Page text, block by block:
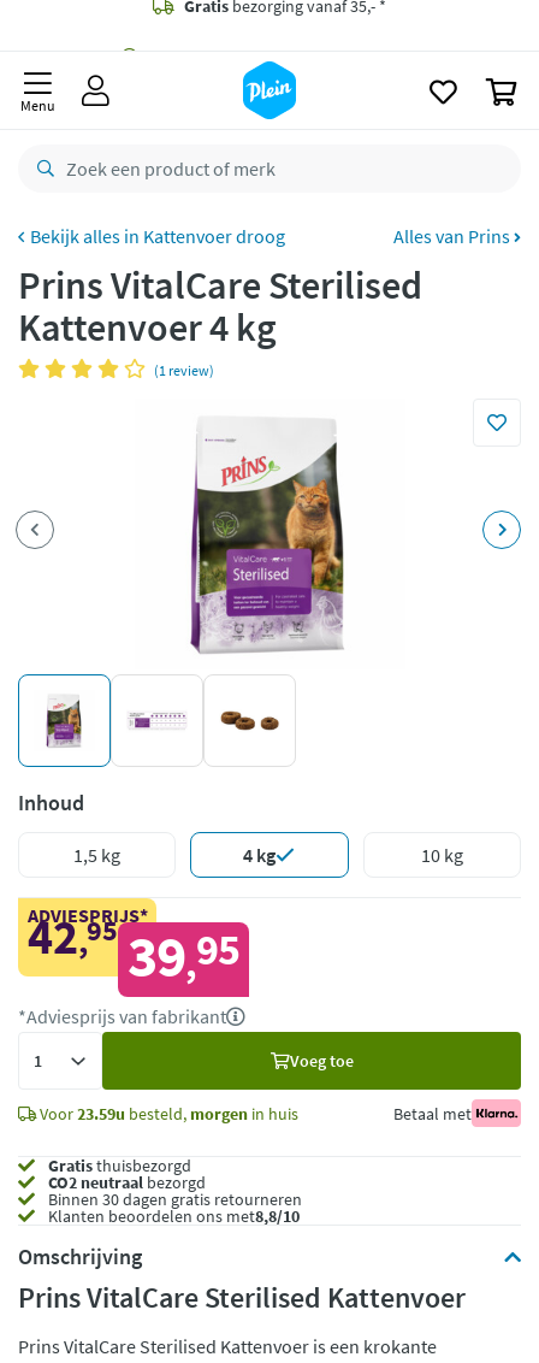
besteld,
retourneren
CO2 neutraal
Betaal met Klarna
Menu
Kattenvoer droog Alles van Prins
Prins VitalCare Sterilised
Kattenvoer 4 kg
(1 review)
Inhoud
1,5 kg 4 kg 10 kg
ADVIESPRIJS*
42,95 39,95
*Adviesprijs van fabrikant
Voeg toe
Voor23.59u besteld, morgen in huis Betaal met
Gratisthuisbezorgd
CO2 neutraal bezorgd
Binnen 30 dagen gratis retourneren
Klanten beoordelen ons met8,8/10
Omschrijving
Prins VitalCare Sterilised Kattenvoer
Prins VitalCare Sterilised Kattenvoer is een krokante